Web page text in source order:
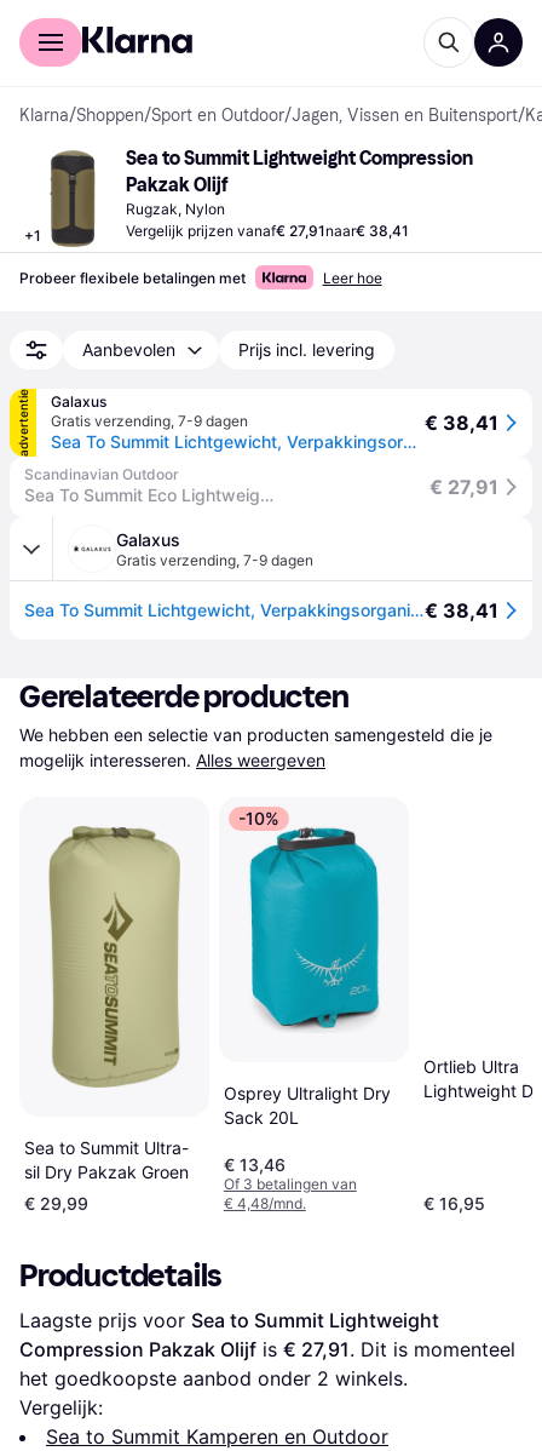
Voor shoppers
Klarna/Shoppen/Sport en Outdoor/Jagen, Vissen en Buitensport/
+1
Sea to Summit Lightweight Compression
Pakzak Olijf
Rugzak, Nylon
Vergelijk prijzen vanaf€ 27,91naar€ 38,41
Probeer flexibele betalingen met Leer hoe
Aanbevolen Prijs incl. levering
advertentie
Galaxus
Gratis verzending, 7-9 dagen
Sea To Summit Lichtgewicht, Verpakkingsorganisatoren, Groen
€ 38,41
Scandinavian Outdoor
Sea To Summit Eco Lightweight Compression Sack 8L € 27,91
Galaxus
Gratis verzending, 7-9 dagen
Sea To Summit Lichtgewicht, Verpakkingsorganisatoren, Groen€ 38,41
Gerelateerde producten
We hebben een selectie van producten samengesteld die je
mogelijk interesseren. Alles weergeven
Sea to Summit Ultra-
sil Dry Pakzak Groen
€ 29,99
-10%
Osprey Ultralight Dry
Sack 20L
€ 13,46
Of 3 betalingen van
€ 4,48/mnd.
Ortlieb Ultra
Lightweight
€ 16,95
Productdetails
Laagste prijs voor Sea to Summit Lightweight
Compression Pakzak Olijf is € 27,91. Dit is momenteel
het goedkoopste aanbod onder 2 winkels.
Vergelijk:
Sea to Summit Kamperen en Outdoor